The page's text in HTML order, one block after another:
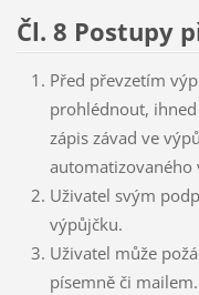
Čl. 8 Postupy
Před převzetím
prohlédnout,
zápis závad ve
automatizovaného
Uživatel svým
výpůjčku.
Uživatel může
písemně či mailem.